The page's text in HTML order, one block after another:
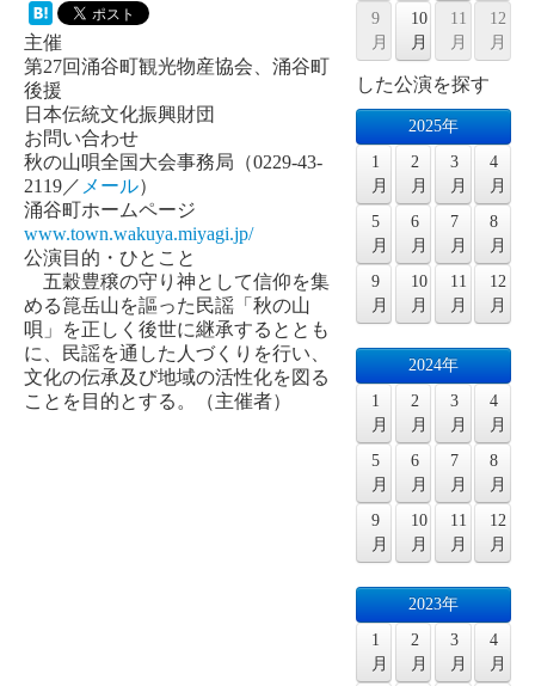
主催
第27回涌谷町観光物産協会、涌谷町
後援
日本伝統文化振興財団
お問い合わせ
秋の山唄全国大会事務局（0229-43-
2119／ メール）
涌谷町ホームページ
www.town.wakuya.miyagi.jp/
公演目的・ひとこと
五穀豊穣の守り神として信仰を集
める箟岳山を謳った民謡「秋の山
唄」を正しく後世に継承するととも
に、民謡を通した人づくりを行い、
文化の伝承及び地域の活性化を図る
ことを目的とする。（主催者）
9
月
10
月
11
月
12
月
した公演を探す
2025年
1
月
2
月
3
月
4
月
5
月
6
月
7
月
8
月
9
月
10
月
11
月
12
月
2024年
1
月
2
月
3
月
4
月
5
月
6
月
7
月
8
月
9
月
10
月
11
月
12
月
2023年
1
月
2
月
3
月
4
月